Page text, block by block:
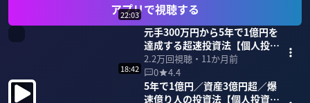
アプリで視聴する
22:03
元手300万円から5年で1億円を
達成する超速投資法【個人投資
家・kenmo】
2.2万回視聴・ 11か月前
0
4.4
18:42
5年で1億円／資産3億円超／爆
速億り人の投資法【個人投資